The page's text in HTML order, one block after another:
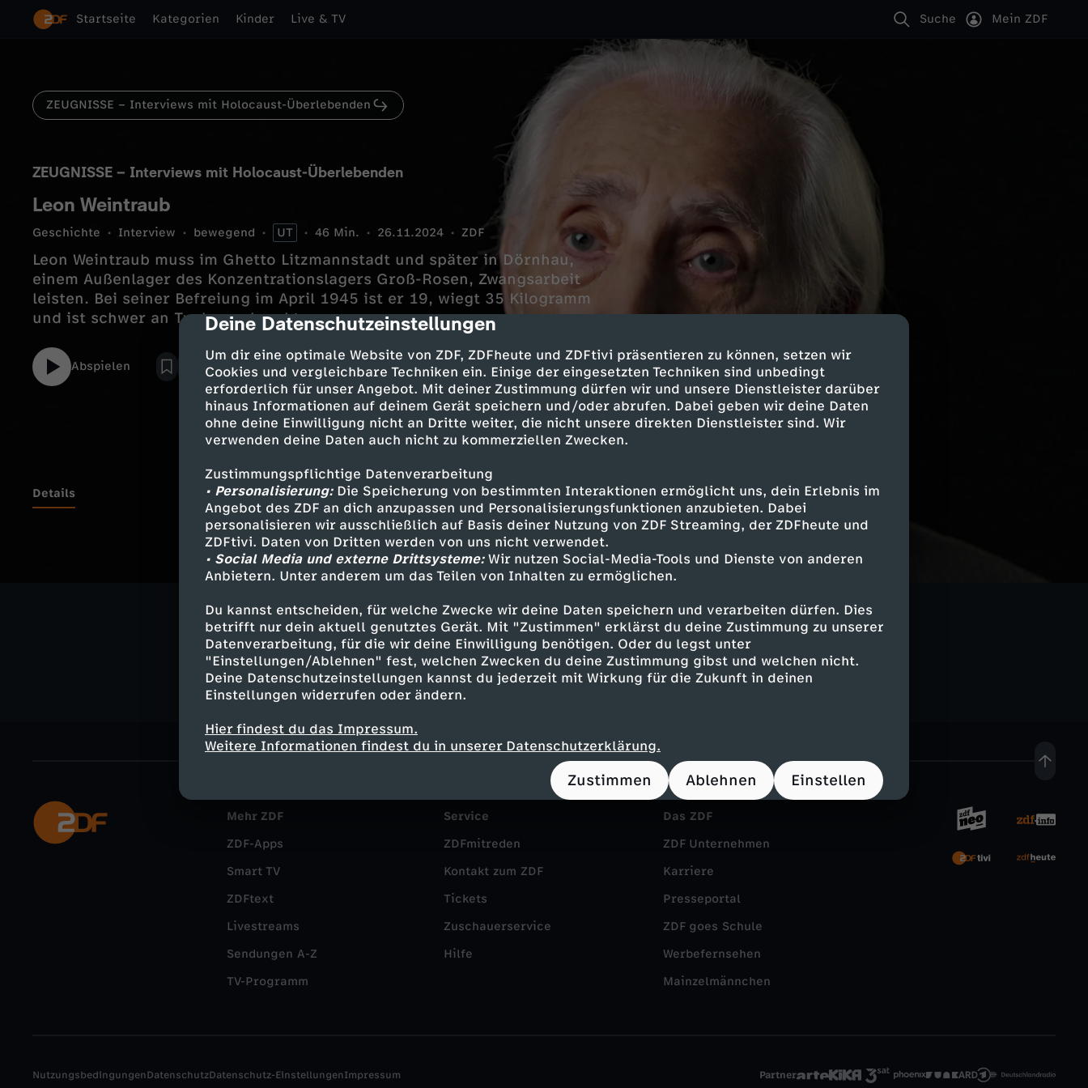
cmp-dialog-description
Deine Datenschutzeinstellungen
Um dir eine optimale Website von ZDF, ZDFheute und ZDFtivi präsentieren zu können, setzen wir
Cookies und vergleichbare Techniken ein. Einige der eingesetzten Techniken sind unbedingt
erforderlich für unser Angebot. Mit deiner Zustimmung dürfen wir und unsere Dienstleister darüber
hinaus Informationen auf deinem Gerät speichern und/oder abrufen. Dabei geben wir deine Daten
ohne deine Einwilligung nicht an Dritte weiter, die nicht unsere direkten Dienstleister sind. Wir
verwenden deine Daten auch nicht zu kommerziellen Zwecken.
Zustimmungspflichtige Datenverarbeitung
• Personalisierung:Die Speicherung von bestimmten Interaktionen ermöglicht uns, dein Erlebnis im
Angebot des ZDF an dich anzupassen und Personalisierungsfunktionen anzubieten. Dabei
personalisieren wir ausschließlich auf Basis deiner Nutzung von ZDF Streaming, der ZDFheute und
ZDFtivi. Daten von Dritten werden von uns nicht verwendet.
• Social Media und externe Drittsysteme:Wir nutzen Social-Media-Tools und Dienste von anderen
Anbietern. Unter anderem um das Teilen von Inhalten zu ermöglichen.
Du kannst entscheiden, für welche Zwecke wir deine Daten speichern und verarbeiten dürfen. Dies
betrifft nur dein aktuell genutztes Gerät. Mit "Zustimmen" erklärst du deine Zustimmung zu unserer
Datenverarbeitung, für die wir deine Einwilligung benötigen. Oder du legst unter
"Einstellungen/Ablehnen" fest, welchen Zwecken du deine Zustimmung gibst und welchen nicht.
Deine Datenschutzeinstellungen kannst du jederzeit mit Wirkung für die Zukunft in deinen
Einstellungen widerrufen oder ändern.
Hier findest du das Impressum.
Weitere Informationen findest du in unserer Datenschutzerklärung.
Zustimmen Ablehnen Einstellen
Startseite Kategorien Kinder Live & TV Suche Mein ZDF
ZEUGNISSE – Interviews mit Holocaust-Überlebenden
ZEUGNISSE – Interviews mit Holocaust-Überlebenden
Leon Weintraub
Geschichte Interview bewegend UT 46 Min. 26.11.2024 ZDF
Leon Weintraub muss im Ghetto Litzmannstadt und später in Dörnhau,
einem Außenlager des Konzentrationslagers Groß-Rosen, Zwangsarbeit
leisten. Bei seiner Befreiung im April 1945 ist er 19, wiegt 35 Kilogramm
und ist schwer an Typhus erkrankt.
Abspielen
Details
Ähnliche Inhalte entdecken
Geschichte Interview bewegend
Untertitel
ZEUGNISSE – Interviews mit Holocaust-Überlebenden
Terra X History
Mehr ZDF
ZDF-Apps
Smart TV
ZDFtext
Livestreams
Sendungen A-Z
TV-Programm
Service
ZDFmitreden
Kontakt zum ZDF
Tickets
Zuschauerservice
Hilfe
Das ZDF
ZDF Unternehmen
Karriere
Presseportal
ZDF goes Schule
Werbefernsehen
Mainzelmännchen
Partner
NutzungsbedingungenDatenschutzDatenschutz-EinstellungenImpressum